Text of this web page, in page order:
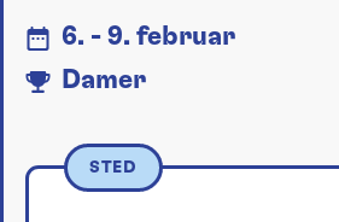
6. - 9. februar
Damer
STED